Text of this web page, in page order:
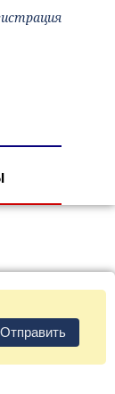
Отправить